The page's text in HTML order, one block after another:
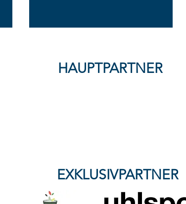
sich 0:0
HAUPTPARTNER
EXKLUSIVPARTNER